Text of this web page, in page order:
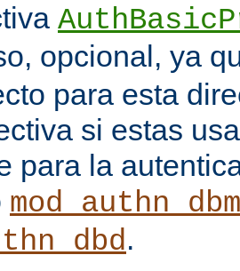
opcional, ya
para esta
si estas
para la
mod_authn_dbm
.